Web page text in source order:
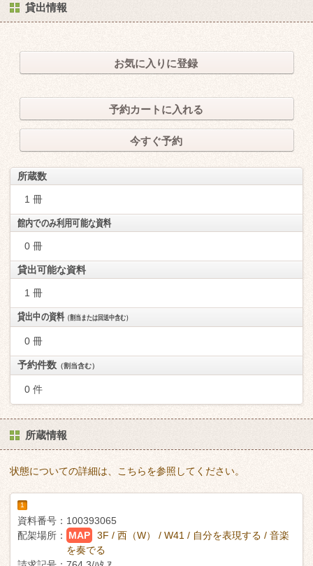
貸出情報
お気に入りに登録
予約カートに入れる
今すぐ予約
所蔵数
1 冊
館内でのみ利用可能な資料
0 冊
貸出可能な資料
1 冊
貸出中の資料（割当または回送中含む）
0 冊
予約件数 （割当含む）
0 件
所蔵情報
状態についての詳細は、こちらを参照してください。
1
資料番号： 100393065
配架場所：
MAP
3F / 西（W） / W41 / 自分を表現する / 音楽
を奏でる